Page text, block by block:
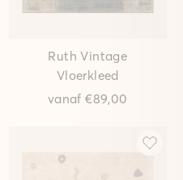
Ruth Vintage
Vloerkleed
vanaf€89,00